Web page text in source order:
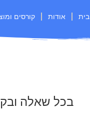
בית אודות קורסים
בכל שאלה